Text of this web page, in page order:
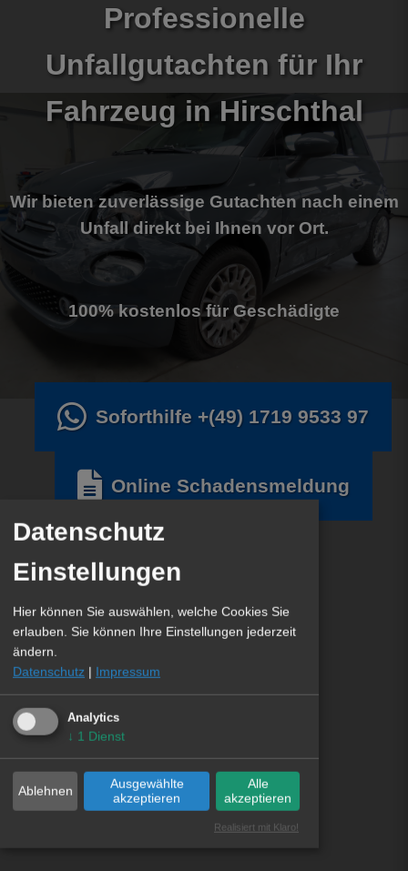
Professionelle
Unfallgutachten für Ihr
Fahrzeug in Hirschthal
Wir bieten zuverlässige Gutachten nach einem
Unfall direkt bei Ihnen vor Ort.
100% kostenlos für Geschädigte
Soforthilfe +(49) 1719 9533 97
Online Schadensmeldung
Datenschutz
Einstellungen
Hier können Sie auswählen, welche Cookies Sie
erlauben. Sie können Ihre Einstellungen jederzeit
ändern.
Datenschutz | Impressum
Analytics
↓ 1 Dienst
Ablehnen
Ausgewählte
akzeptieren
Alle
akzeptieren
Realisiert mit Klaro!